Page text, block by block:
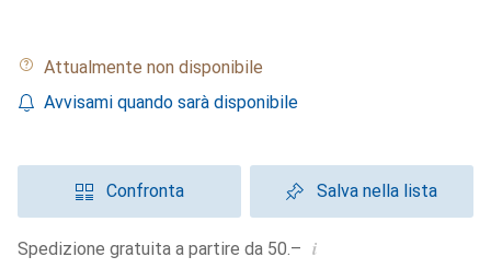
Attualmente non disponibile
Avvisami quando sarà disponibile
Confronta Salva nella lista
Spedizione gratuita a partire da 50.– i